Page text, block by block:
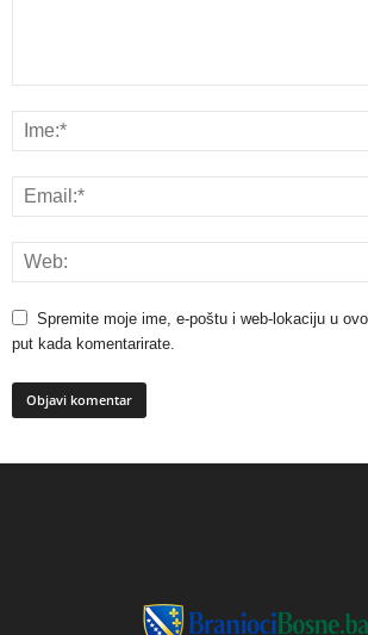
Spremite moje ime, e-poštu i web-lokaciju u
put kada komentarirate.